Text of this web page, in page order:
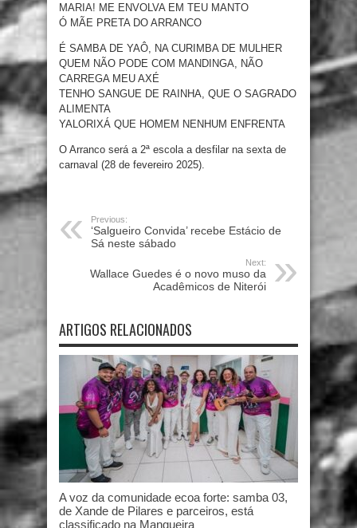
MARIA! ME ENVOLVA EM TEU MANTO
Ó MÃE PRETA DO ARRANCO
É SAMBA DE YAÔ, NA CURIMBA DE MULHER
QUEM NÃO PODE COM MANDINGA, NÃO
CARREGA MEU AXÉ
TENHO SANGUE DE RAINHA, QUE O SAGRADO
ALIMENTA
YALORIXÁ QUE HOMEM NENHUM ENFRENTA
O Arranco será a 2ª escola a desfilar na sexta de
carnaval (28 de fevereiro 2025).
Previous:
‘Salgueiro Convida’ recebe Estácio de
Sá neste sábado
Next:
Wallace Guedes é o novo muso da
Acadêmicos de Niterói
ARTIGOS RELACIONADOS
A voz da comunidade ecoa forte: samba 03,
de Xande de Pilares e parceiros, está
classificado na Mangueira